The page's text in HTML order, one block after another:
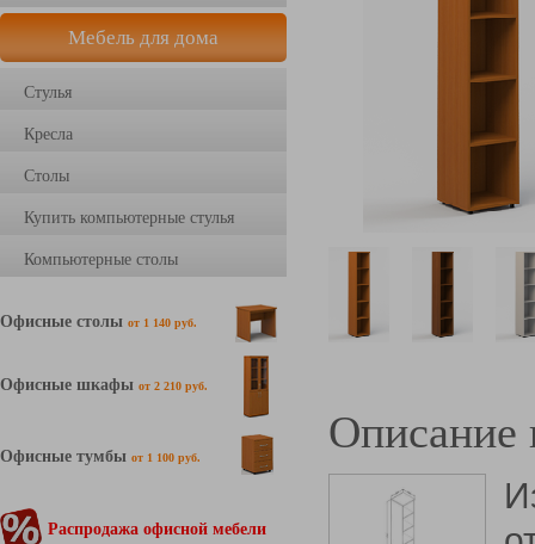
Мебель для дома
Стулья
Кресла
Столы
Купить компьютерные стулья
Компьютерные столы
Офисные столы от 1 140 руб.
Офисные шкафы от 2 210 руб.
Офисные тумбы от 1 100 руб.
Распродажа офисной мебели
Описание